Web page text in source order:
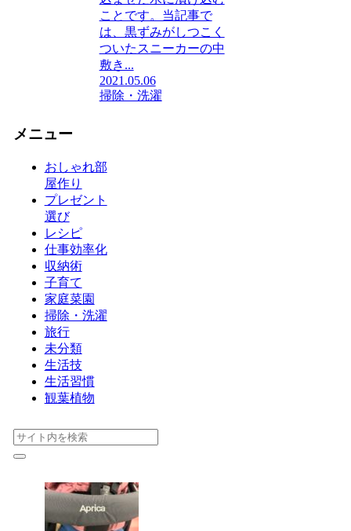
ことです。当記事で
は、黒ずみがしつこく
ついたスニーカーの中
敷き...
2021.05.06
掃除・洗濯
メニュー
おしゃれ部
屋作り
プレゼント
選び
レシピ
仕事効率化
収納術
子育て
家庭菜園
掃除・洗濯
旅行
未分類
生活技
生活習慣
観葉植物